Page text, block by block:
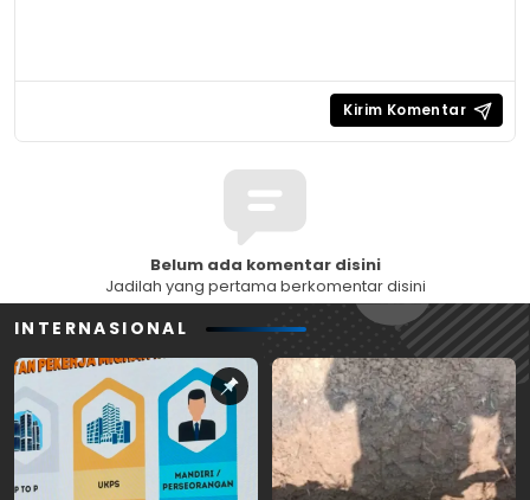
Belum ada komentar disini
Jadilah yang pertama berkomentar disini
INTERNASIONAL